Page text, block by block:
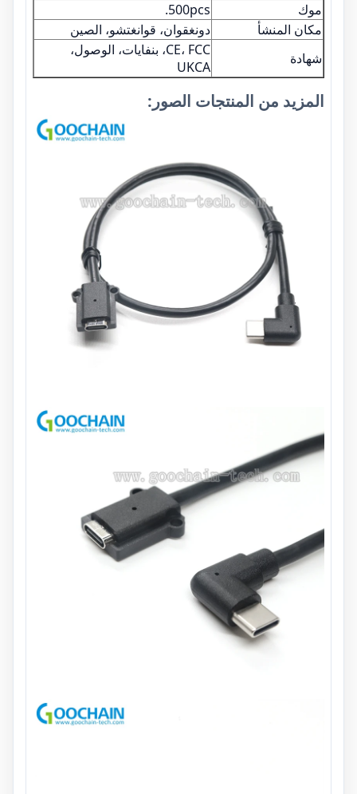
موك
500pcs.
مكان المنشأ
دونغقوان، قوانغتشو، الصين
شهادة
CE، FCC، بنفايات، الوصول،
UKCA
المزيد من المنتجات الصور: